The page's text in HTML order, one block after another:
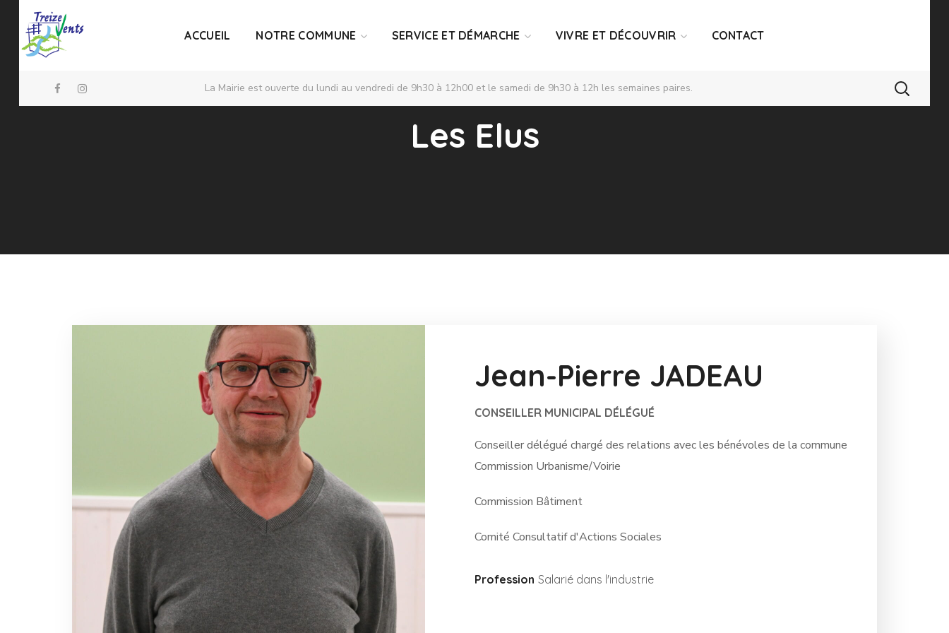
ACCUEIL NOTRE COMMUNE SERVICE ET DÉMARCHE VIVRE ET DÉCOUVRIR CONTACT
La Mairie est ouverte du lundi au vendredi de 9h30 à 12h00 et le samedi de 9h30 à 12h les semaines paires.
Les Elus
Jean-Pierre JADEAU
CONSEILLER MUNICIPAL DÉLÉGUÉ
Conseiller délégué chargé des relations avec les bénévoles de la commune
Commission Urbanisme/Voirie
Commission Bâtiment
Comité Consultatif d'Actions Sociales
Profession Salarié dans l'industrie